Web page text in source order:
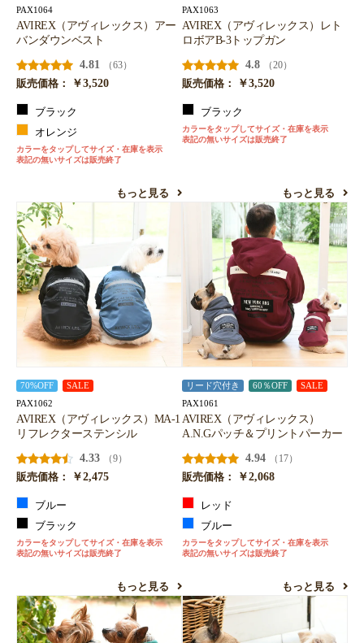
PAX1064
AVIREX（アヴィレックス）アー
バンダウンベスト
4.81
（63）
販売価格：
￥3,520
ブラック
オレンジ
カラーをタップしてサイズ・在庫を表示
表記の無いサイズは販売終了
もっと見る
PAX1063
AVIREX（アヴィレックス）レト
ロボアB-3トップガン
4.8
（20）
販売価格：
￥3,520
ブラック
カラーをタップしてサイズ・在庫を表示
表記の無いサイズは販売終了
もっと見る
70%OFF SALE
PAX1062
AVIREX（アヴィレックス）MA-1
リフレクターステンシル
4.33
（9）
販売価格：
￥2,475
ブルー
ブラック
カラーをタップしてサイズ・在庫を表示
表記の無いサイズは販売終了
もっと見る
リード穴付き 60％OFF SALE
PAX1061
AVIREX（アヴィレックス）
A.N.Gパッチ＆プリントパーカー
4.94
（17）
販売価格：
￥2,068
レッド
ブルー
カラーをタップしてサイズ・在庫を表示
表記の無いサイズは販売終了
もっと見る